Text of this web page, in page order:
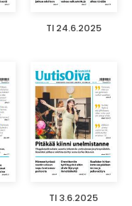
TI 24.6.2025
TI 3.6.2025